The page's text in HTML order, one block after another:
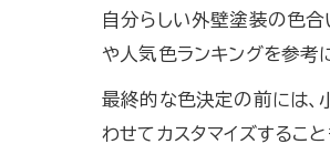
自分らしい外壁塗装の色合
や人気色ランキングを参考
最終的な色決定の前には、
わせてカスタマイズするこ